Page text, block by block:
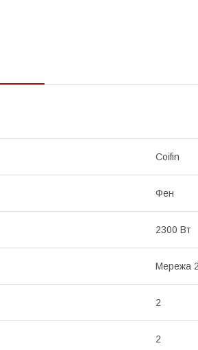
Coifin
Фен
2300 Вт
Мережа
2
2